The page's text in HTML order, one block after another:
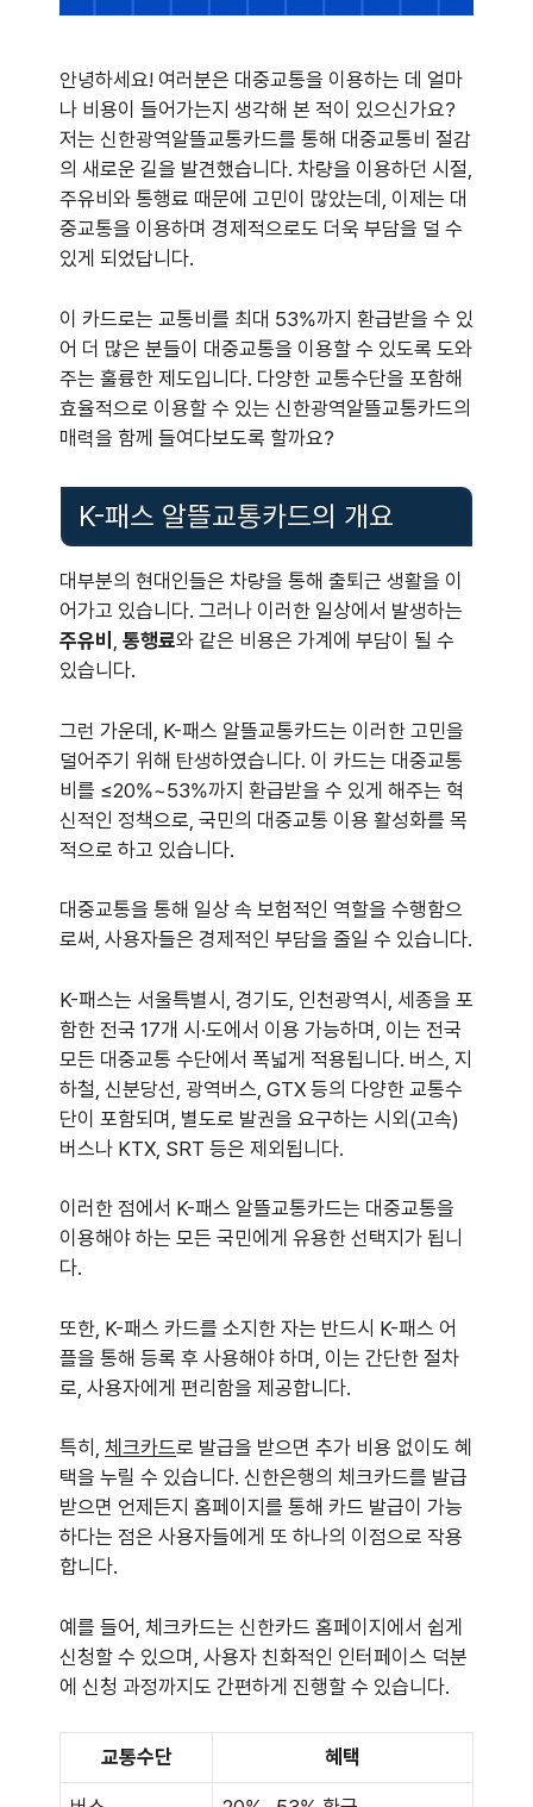
안녕하세요! 여러분은 대중교통을 이용하는 데 얼마
나 비용이 들어가는지 생각해 본 적이 있으신가요?
저는 신한광역알뜰교통카드를 통해 대중교통비 절감
의 새로운 길을 발견했습니다. 차량을 이용하던 시절,
주유비와 통행료 때문에 고민이 많았는데, 이제는 대
중교통을 이용하며 경제적으로도 더욱 부담을 덜 수
있게 되었답니다.
이 카드로는 교통비를 최대 53%까지 환급받을 수 있
어 더 많은 분들이 대중교통을 이용할 수 있도록 도와
주는 훌륭한 제도입니다. 다양한 교통수단을 포함해
효율적으로 이용할 수 있는 신한광역알뜰교통카드의
매력을 함께 들여다보도록 할까요?
K-패스 알뜰교통카드의 개요
대부분의 현대인들은 차량을 통해 출퇴근 생활을 이
어가고 있습니다. 그러나 이러한 일상에서 발생하는
주유비 , 통행료와 같은 비용은 가계에 부담이 될 수
있습니다.
그런 가운데, K-패스 알뜰교통카드는 이러한 고민을
덜어주기 위해 탄생하였습니다. 이 카드는 대중교통
비를 ≤20%~53%까지 환급받을 수 있게 해주는 혁
신적인 정책으로, 국민의 대중교통 이용 활성화를 목
적으로 하고 있습니다.
대중교통을 통해 일상 속 보험적인 역할을 수행함으
로써, 사용자들은 경제적인 부담을 줄일 수 있습니다.
K-패스는 서울특별시, 경기도, 인천광역시, 세종을 포
함한 전국 17개 시·도에서 이용 가능하며, 이는 전국
모든 대중교통 수단에서 폭넓게 적용됩니다. 버스, 지
하철, 신분당선, 광역버스, GTX 등의 다양한 교통수
단이 포함되며, 별도로 발권을 요구하는 시외(고속)
버스나 KTX, SRT 등은 제외됩니다.
이러한 점에서 K-패스 알뜰교통카드는 대중교통을
이용해야 하는 모든 국민에게 유용한 선택지가 됩니
다.
또한, K-패스 카드를 소지한 자는 반드시 K-패스 어
플을 통해 등록 후 사용해야 하며, 이는 간단한 절차
로, 사용자에게 편리함을 제공합니다.
특히, 체크카드로 발급을 받으면 추가 비용 없이도 혜
택을 누릴 수 있습니다. 신한은행의 체크카드를 발급
받으면 언제든지 홈페이지를 통해 카드 발급이 가능
하다는 점은 사용자들에게 또 하나의 이점으로 작용
합니다.
예를 들어, 체크카드는 신한카드 홈페이지에서 쉽게
신청할 수 있으며, 사용자 친화적인 인터페이스 덕분
에 신청 과정까지도 간편하게 진행할 수 있습니다.
교통수단 혜택